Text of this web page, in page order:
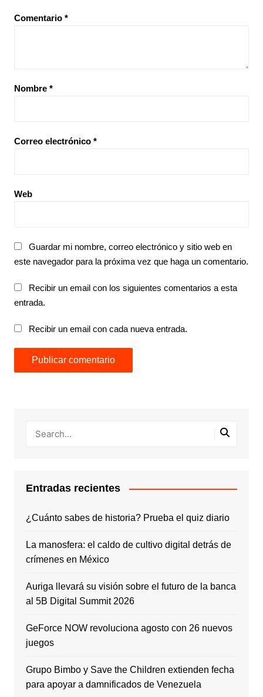
Comentario *
Nombre *
Correo electrónico *
Web
Guardar mi nombre, correo electrónico y sitio web en
este navegador para la próxima vez que haga un comentario.
Recibir un email con los siguientes comentarios a esta
entrada.
Recibir un email con cada nueva entrada.
Entradas recientes
¿Cuánto sabes de historia? Prueba el quiz diario
La manosfera: el caldo de cultivo digital detrás de
crímenes en México
Auriga llevará su visión sobre el futuro de la banca
al 5B Digital Summit 2026
GeForce NOW revoluciona agosto con 26 nuevos
juegos
Grupo Bimbo y Save the Children extienden fecha
para apoyar a damnificados de Venezuela